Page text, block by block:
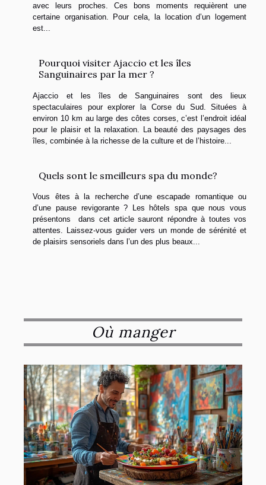
avec leurs proches. Ces bons moments requièrent une
certaine organisation. Pour cela, la location d’un logement
est...
Pourquoi visiter Ajaccio et les îles
Sanguinaires par la mer ?
Ajaccio et les îles de Sanguinaires sont des lieux
spectaculaires pour explorer la Corse du Sud. Situées à
environ 10 km au large des côtes corses, c’est l’endroit idéal
pour le plaisir et la relaxation. La beauté des paysages des
îles, combinée à la richesse de la culture et de l’histoire...
Quels sont le smeilleurs spa du monde?
Vous êtes à la recherche d’une escapade romantique ou
d’une pause revigorante ? Les hôtels spa que nous vous
présentons dans cet article sauront répondre à toutes vos
attentes. Laissez-vous guider vers un monde de sérénité et
de plaisirs sensoriels dans l’un des plus beaux...
Où manger